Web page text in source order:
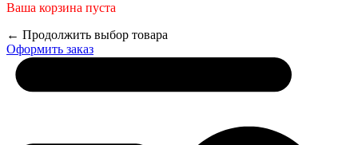
Ваша корзина пуста
← Продолжить выбор товара
Оформить заказ